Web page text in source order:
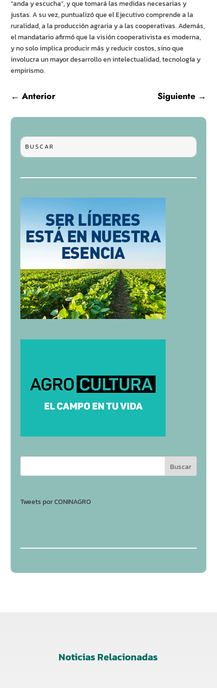
“anda y escucha”, y que tomará las medidas necesarias y
justas. A su vez, puntualizó que el Ejecutivo comprende a la
ruralidad, a la producción agraria y a las cooperativas. Además,
el mandatario afirmó que la visión cooperativista es moderna,
y no solo implica producir más y reducir costos, sino que
involucra un mayor desarrollo en intelectualidad, tecnología y
empirismo.
←Anterior Siguiente→
Tweets por CONINAGRO
Noticias Relacionadas